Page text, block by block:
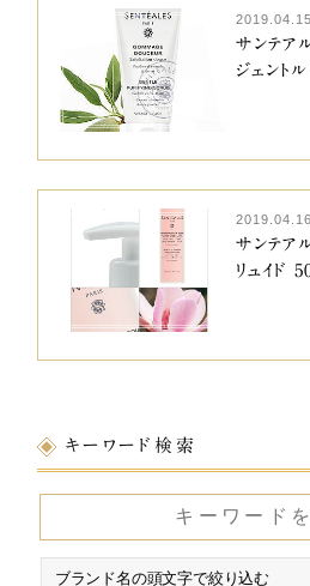
2019.04.15
サンテア
ジェント
2019.04.16
サンテア
リュイド
キーワード検索